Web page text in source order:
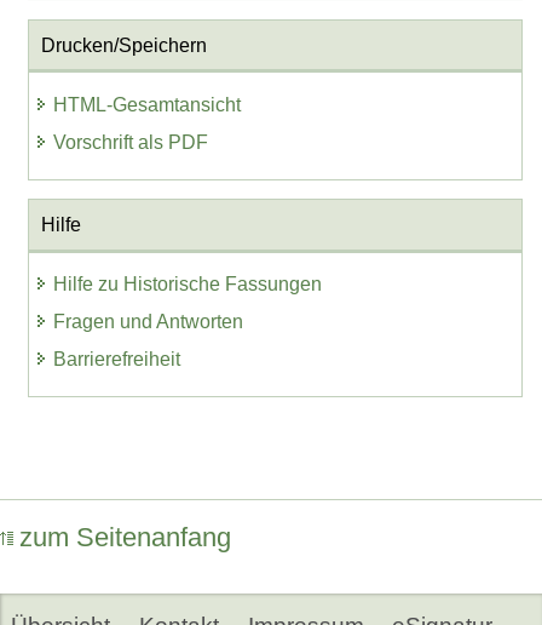
Drucken/Speichern
HTML-Gesamtansicht
Vorschrift als PDF
Hilfe
Hilfe zu Historische Fassungen
Fragen und Antworten
Barrierefreiheit
zum Seitenanfang